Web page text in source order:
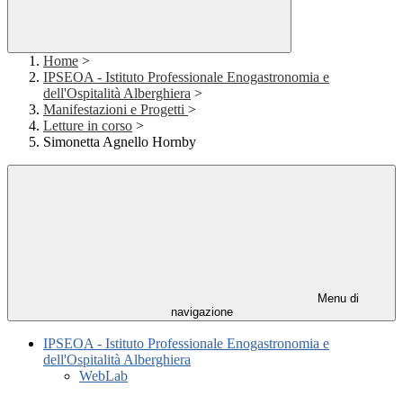
Home >
IPSEOA - Istituto Professionale Enogastronomia e
dell'Ospitalità Alberghiera >
Manifestazioni e Progetti >
Letture in corso >
Simonetta Agnello Hornby
Menu di
navigazione
IPSEOA - Istituto Professionale Enogastronomia e
dell'Ospitalità Alberghiera
WebLab